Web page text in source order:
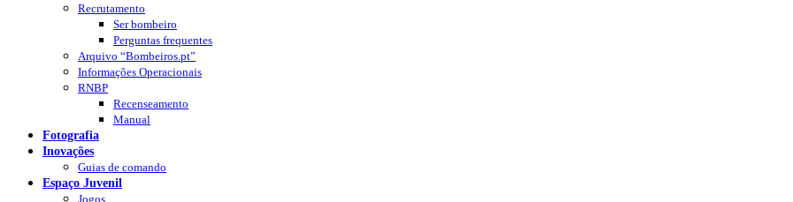
Recrutamento
Ser bombeiro
Perguntas frequentes
Arquivo “Bombeiros.pt”
Informações Operacionais
RNBP
Recenseamento
Manual
Fotografia
Inovações
Guias de comando
Espaço Juvenil
Jogos